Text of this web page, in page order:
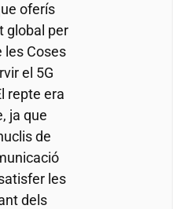
oferís
global per
les Coses
el 5G
repte era
ja que
de
les
dels